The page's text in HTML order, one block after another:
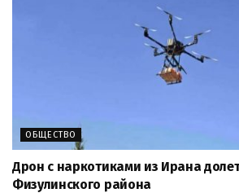
ОБЩЕСТВО
Дрон с наркотиками из Ирана
Физулинского района